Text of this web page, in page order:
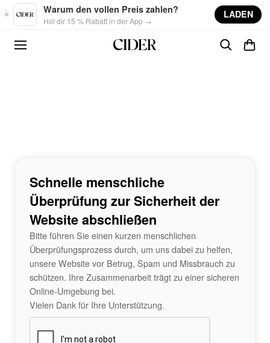
Skip to main content
Warum den vollen Preis zahlen?
Hol dir 15 % Rabatt in der App →
LADEN
Schnelle menschliche
Überprüfung zur Sicherheit der
Website abschließen
Bitte führen Sie einen kurzen menschlichen
Überprüfungsprozess durch, um uns dabei zu helfen,
unsere Website vor Betrug, Spam und Missbrauch zu
schützen. Ihre Zusammenarbeit trägt zu einer sicheren
Online-Umgebung bei.
Vielen Dank für Ihre Unterstützung.